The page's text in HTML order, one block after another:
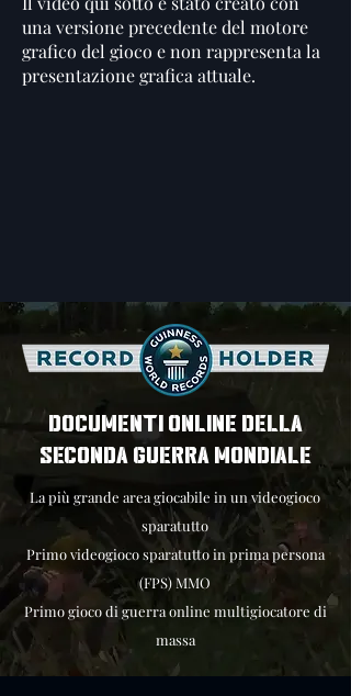
una versione precedente del motore
grafico del gioco e non rappresenta la
presentazione grafica attuale.
DOCUMENTI ONLINE DELLA
SECONDA GUERRA MONDIALE
La più grande area giocabile in un videogioco
sparatutto
Primo videogioco sparatutto in prima persona
(FPS) MMO
Primo gioco di guerra online multigiocatore di
massa